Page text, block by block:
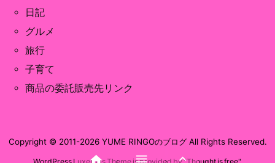
日記
グルメ
旅行
子育て
商品の委託販売先リンク
Copyright © 2011-2026 YUME RINGOのブログAll Rights Reserved.
  